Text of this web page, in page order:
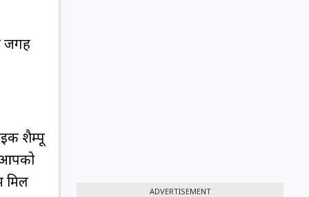
जगह
शैम्पू
आपको
मिल
ADVERTISEMENT